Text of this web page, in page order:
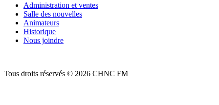
Administration et ventes
Salle des nouvelles
Animateurs
Historique
Nous joindre
Tous droits réservés © 2026 CHNC FM